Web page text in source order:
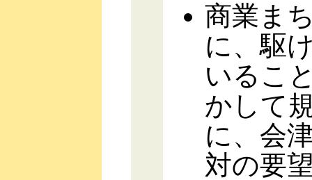
商業ま
に、駆
いるこ
かして
に、会
対の要